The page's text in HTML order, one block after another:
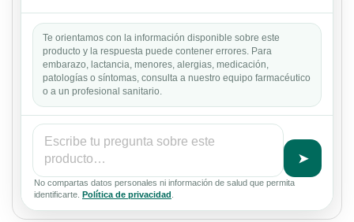
Te orientamos con la información disponible sobre este
producto y la respuesta puede contener errores. Para
embarazo, lactancia, menores, alergias, medicación,
patologías o síntomas, consulta a nuestro equipo farmacéutico
o a un profesional sanitario.
➤
No compartas datos personales ni información de salud que permita
identificarte.
Política de privacidad